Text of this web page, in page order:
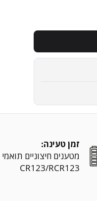
זמן טעינה:
מטענים חיצוניים תואמי
CR123/RCR123